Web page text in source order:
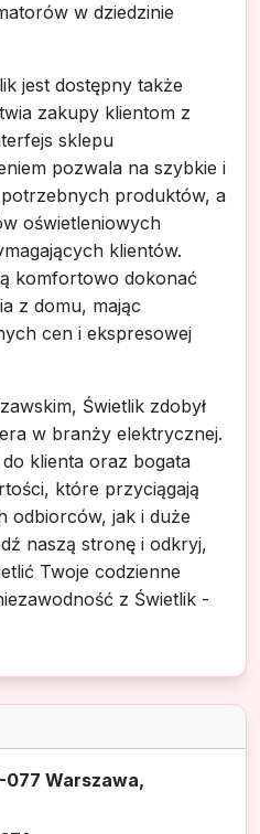
w dziedzinie
jest dostępny także
zakupy klientom z
sklepu
pozwala na szybkie i
produktów, a
oświetleniowych
klientów.
komfortowo dokonać
z domu, mając
cen i ekspresowej
Świetlik zdobył
w branży elektrycznej.
klienta oraz bogata
które przyciągają
odbiorców, jak i duże
naszą stronę i odkryj,
Twoje codzienne
z Świetlik -
Warszawa,